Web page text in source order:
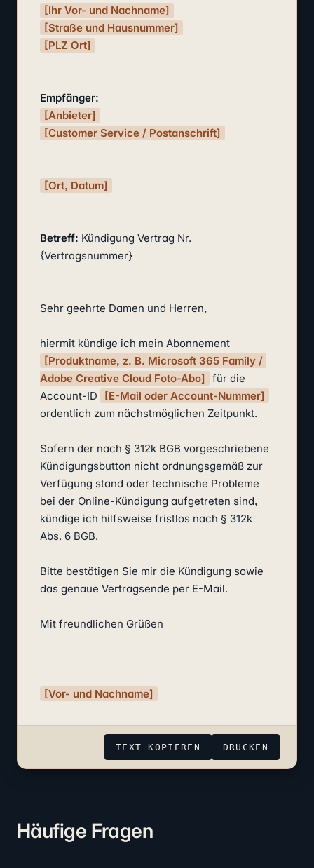
[Ihr Vor- und Nachname]
[Straße und Hausnummer]
[PLZ Ort]
Empfänger:
[Anbieter]
[Customer Service / Postanschrift]
[Ort, Datum]
Betreff: Kündigung Vertrag Nr.
{Vertragsnummer}
Sehr geehrte Damen und Herren,
[Produktname, z. B. Microsoft 365 Family /
Adobe Creative Cloud Foto-Abo]
für die
Account-ID
[E-Mail oder Account-Nummer]
ordentlich zum nächstmöglichen Zeitpunkt.
Sofern der nach § 312k BGB vorgeschriebene
Kündigungsbutton nicht ordnungsgemäß zur
Verfügung stand oder technische Probleme
bei der Online-Kündigung aufgetreten sind,
kündige ich hilfsweise fristlos nach § 312k
Abs. 6 BGB.
Bitte bestätigen Sie mir die Kündigung sowie
das genaue Vertragsende per E-Mail.
Mit freundlichen Grüßen
[Vor- und Nachname]
TEXT KOPIEREN DRUCKEN
Häufige Fragen